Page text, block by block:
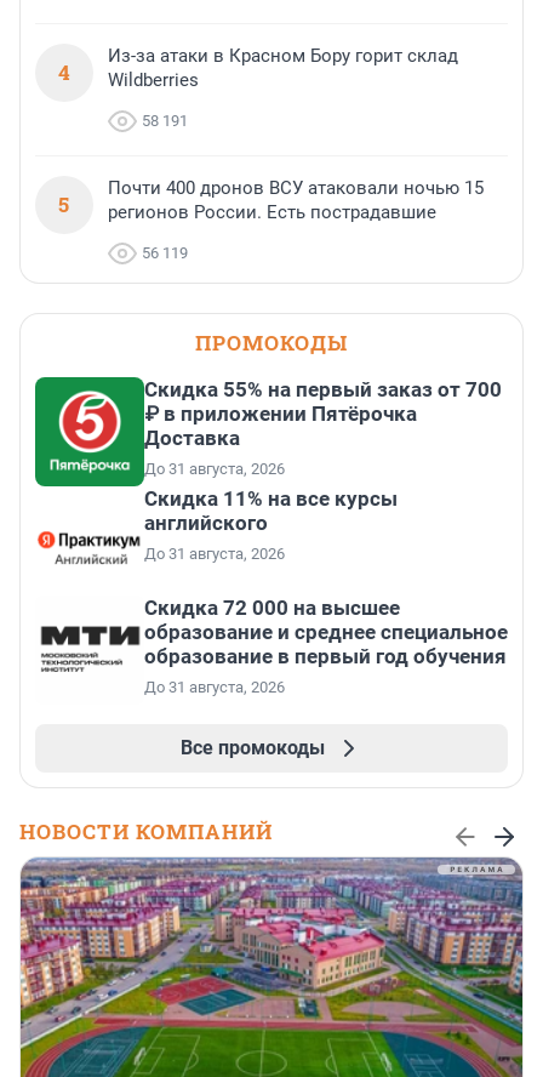
4
Из-за атаки в Красном Бору горит склад
Wildberries
58 191
5
Почти 400 дронов ВСУ атаковали ночью 15
регионов России. Есть пострадавшие
56 119
ПРОМОКОДЫ
Скидка 55% на первый заказ от 700
₽ в приложении Пятёрочка
Доставка
До 31 августа, 2026
Скидка 11% на все курсы
английского
До 31 августа, 2026
Скидка 72 000 на высшее
образование и среднее специальное
образование в первый год обучения
До 31 августа, 2026
Все промокоды
НОВОСТИ КОМПАНИЙ